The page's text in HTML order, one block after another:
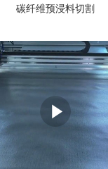
碳纤维预浸料切割